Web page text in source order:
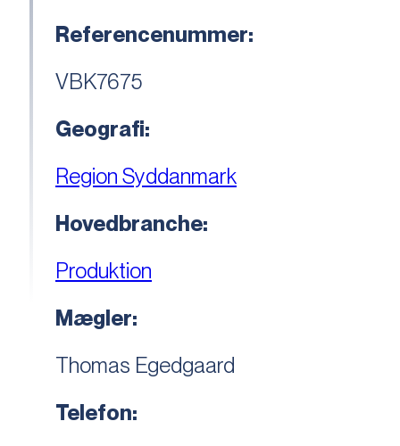
Referencenummer:
VBK7675
Geografi:
Region Syddanmark
Hovedbranche:
Produktion
Mægler:
Thomas Egedgaard
Telefon: